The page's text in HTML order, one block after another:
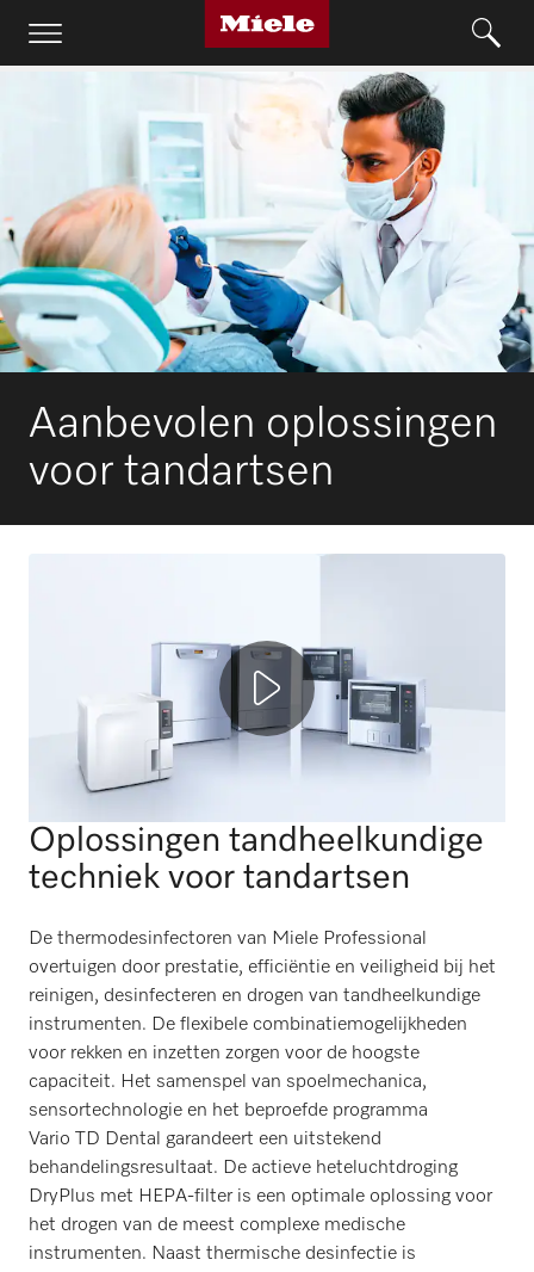
Aanbevolen oplossingen
voor tandartsen
Oplossingen tandheelkundige
techniek voor tandartsen
De thermodesinfectoren van Miele Professional
overtuigen door prestatie, efficiëntie en veiligheid bij het
reinigen, desinfecteren en drogen van tandheelkundige
instrumenten. De flexibele combinatiemogelijkheden
voor rekken en inzetten zorgen voor de hoogste
capaciteit. Het samenspel van spoelmechanica,
sensortechnologie en het beproefde programma
Vario TD Dental garandeert een uitstekend
behandelingsresultaat. De actieve heteluchtdroging
DryPlus met HEPA-filter is een optimale oplossing voor
het drogen van de meest complexe medische
instrumenten. Naast thermische desinfectie is